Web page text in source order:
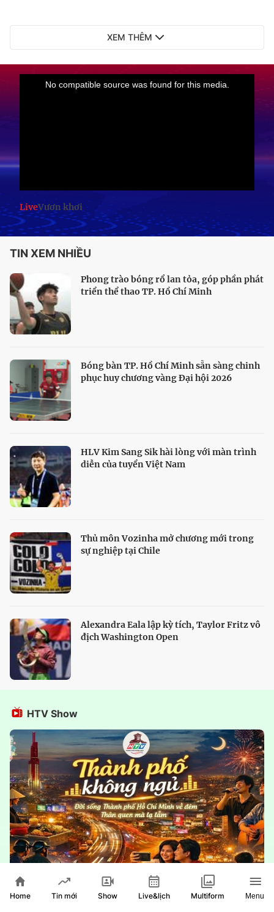
XEM THÊM
LiveVươn khơi
TIN XEM NHIỀU
Phong trào bóng rổ lan tỏa, góp phần phát
triển thể thao TP. Hồ Chí Minh
Bóng bàn TP. Hồ Chí Minh sẵn sàng chinh
phục huy chương vàng Đại hội 2026
HLV Kim Sang Sik hài lòng với màn trình
diễn của tuyển Việt Nam
Thủ môn Vozinha mở chương mới trong
sự nghiệp tại Chile
Alexandra Eala lập kỳ tích, Taylor Fritz vô
địch Washington Open
HTV Show
Home Tin mới Show Live&lịch Multiform Menu